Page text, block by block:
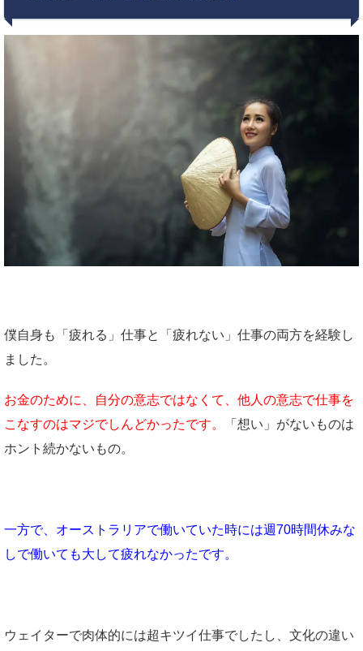
僕自身も
「疲れる」仕事と「疲れない」仕事の両方を経験し
ました。
お金のために、自分の意志ではなくて、他人の意志で仕事を
こなすのはマジでしんどかったです。
「想い」がないものは
ホント続かないもの。
一方で、オーストラリアで働いていた時には週70時間休みな
しで働いても大して疲れなかったです。
ウェイターで肉体的には超キツイ仕事でしたし、文化の違い